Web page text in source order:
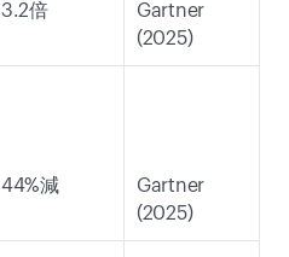
3.2倍
Gartner
(2025)
44%減
Gartner
(2025)